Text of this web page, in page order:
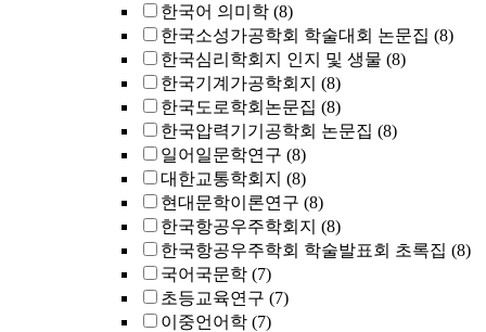
한국어 의미학 (8)
한국소성가공학회 학술대회 논문집 (8)
한국심리학회지 인지 및 생물 (8)
한국기계가공학회지 (8)
한국도로학회논문집 (8)
한국압력기기공학회 논문집 (8)
일어일문학연구 (8)
대한교통학회지 (8)
현대문학이론연구 (8)
한국항공우주학회지 (8)
한국항공우주학회 학술발표회 초록집 (8)
국어국문학 (7)
초등교육연구 (7)
이중언어학 (7)